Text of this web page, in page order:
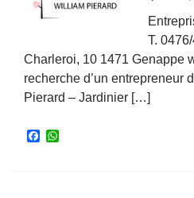
T.
Charleroi, 10 1471 Genappe
recherche d’un entrepreneur
Pierard – Jardinier […]
F